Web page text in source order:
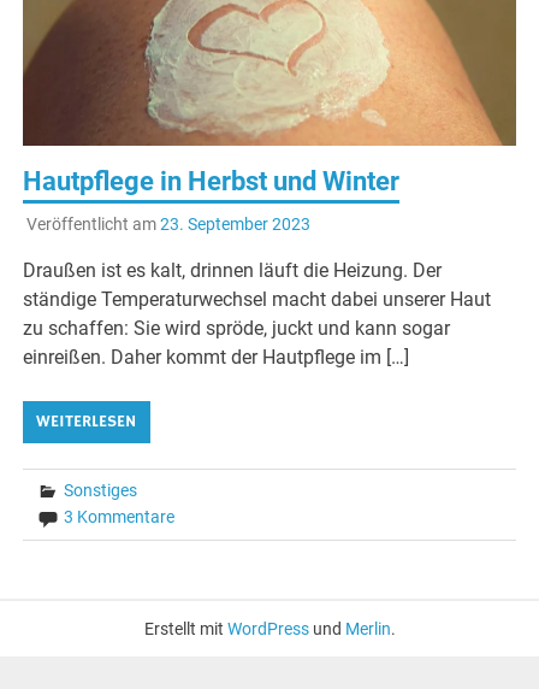
Hautpflege in Herbst und Winter
Veröffentlicht am23. September 2023
Draußen ist es kalt, drinnen läuft die Heizung. Der
ständige Temperaturwechsel macht dabei unserer Haut
zu schaffen: Sie wird spröde, juckt und kann sogar
einreißen. Daher kommt der Hautpflege im […]
WEITERLESEN
Sonstiges
3 Kommentare
Erstellt mit WordPressund Merlin.